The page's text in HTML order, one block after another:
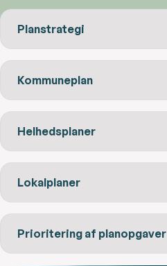
Planstrategi
Kommuneplan
Helhedsplaner
Lokalplaner
Prioritering af planopgaver